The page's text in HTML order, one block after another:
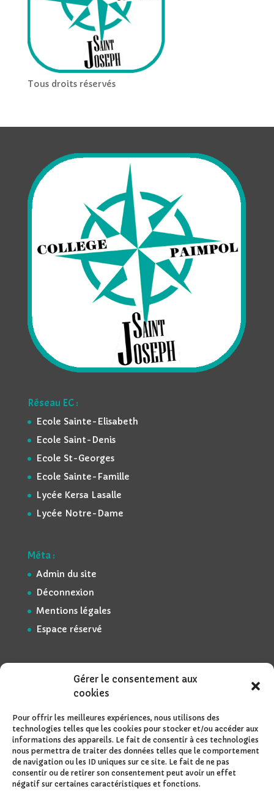
Gérer le consentement aux
cookies
Pour offrir les meilleures expériences, nous utilisons des
technologies telles que les cookies pour stocker et/ou accéder aux
informations des appareils. Le fait de consentir à ces technologies
nous permettra de traiter des données telles que le comportement
de navigation ou les ID uniques sur ce site. Le fait de ne pas
consentir ou de retirer son consentement peut avoir un effet
négatif sur certaines caractéristiques et fonctions.
Tous droits réservés
Réseau EC :
Ecole Sainte-Elisabeth
Ecole Saint-Denis
Ecole St-Georges
Ecole Sainte-Famille
Lycée Kersa Lasalle
Lycée Notre-Dame
Méta :
Admin du site
Déconnexion
Mentions légales
Espace réservé